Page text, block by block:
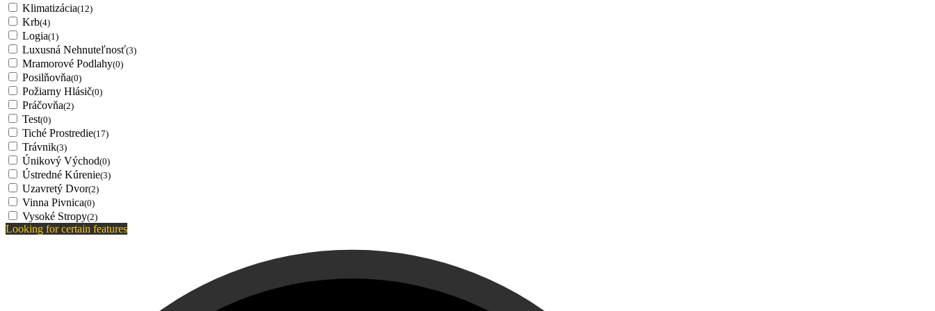
Klimatizácia(12)
Krb(4)
Logia(1)
Luxusná Nehnuteľnosť(3)
Mramorové Podlahy(0)
Posilňovňa(0)
Požiarny Hlásič(0)
Práčovňa(2)
Test(0)
Tiché Prostredie(17)
Trávnik(3)
Únikový Východ(0)
Ústredné Kúrenie(3)
Uzavretý Dvor(2)
Vinna Pivnica(0)
Vysoké Stropy(2)
Looking for certain features